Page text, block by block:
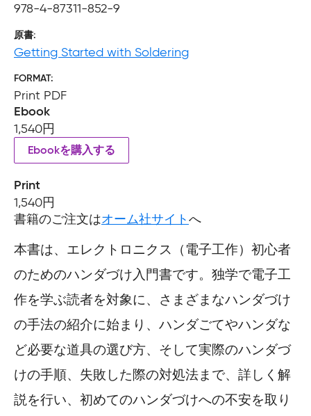
978-4-87311-852-9
原書
Getting Started with Soldering
FORMAT
Print PDF
Ebook
1,540円
Ebookを購入する
Print
1,540円
書籍のご注文はオーム社サイトへ
本書は、エレクトロニクス（電子工作）初心者
のためのハンダづけ入門書です。独学で電子工
作を学ぶ読者を対象に、さまざまなハンダづけ
の手法の紹介に始まり、ハンダごてやハンダな
ど必要な道具の選び方、そして実際のハンダづ
けの手順、失敗した際の対処法まで、詳しく解
説を行い、初めてのハンダづけへの不安を取り